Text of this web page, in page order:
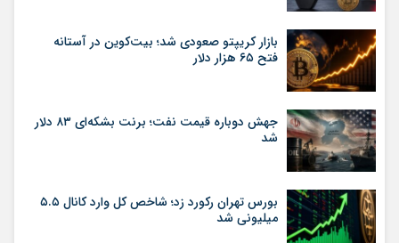
بازار کریپتو صعودی شد؛ بیت‌کوین در آستانه
فتح ۶۵ هزار دلار
جهش دوباره قیمت نفت؛ برنت بشکه‌ای ۸۳ دلار
شد
بورس تهران رکورد زد؛ شاخص کل وارد کانال ۵.۵
میلیونی شد